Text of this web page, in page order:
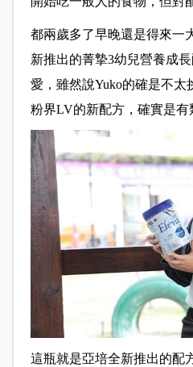
都兩歲多了早晚還是得來一
新推出的菁摯3幼兒營養成
愛，雖然說Yuko的確是不太
粉界LV的新配方，確實是有
這瓶就是亞培全新推出的配